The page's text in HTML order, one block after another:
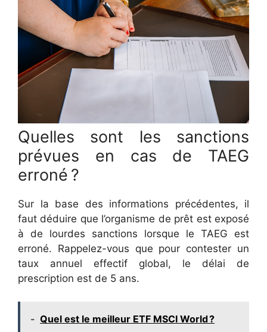
Quelles sont les sanctions
prévues en cas de TAEG
erroné ?
Sur la base des informations précédentes, il
faut déduire que l’organisme de prêt est exposé
à de lourdes sanctions lorsque le TAEG est
erroné. Rappelez-vous que pour contester un
taux annuel effectif global, le délai de
prescription est de 5 ans.
- Quel est le meilleur ETF MSCI World ?